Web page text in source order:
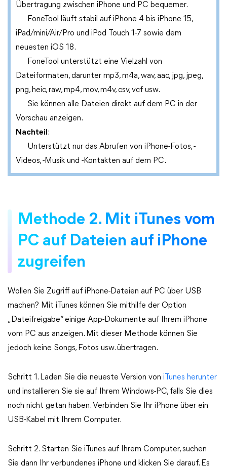
Übertragung zwischen iPhone und PC bequemer.
FoneTool läuft stabil auf iPhone 4 bis iPhone 15,
iPad/mini/Air/Pro und iPod Touch 1-7 sowie dem
neuesten iOS 18.
FoneTool unterstützt eine Vielzahl von
Dateiformaten, darunter mp3, m4a, wav, aac, jpg, jpeg,
png, heic, raw, mp4, mov, m4v, csv, vcf usw.
Sie können alle Dateien direkt auf dem PC in der
Vorschau anzeigen.
Nachteil :
Unterstützt nur das Abrufen von iPhone-Fotos, -
Videos, -Musik und -Kontakten auf dem PC.
Methode 2. Mit iTunes vom
PC auf Dateien auf iPhone
zugreifen
Wollen Sie Zugriff auf iPhone-Dateien auf PC über USB
machen? Mit iTunes können Sie mithilfe der Option
„Dateifreigabe“ einige App-Dokumente auf Ihrem iPhone
vom PC aus anzeigen. Mit dieser Methode können Sie
jedoch keine Songs, Fotos usw. übertragen.
Schritt 1. Laden Sie die neueste Version von iTunes herunter
und installieren Sie sie auf Ihrem Windows-PC, falls Sie dies
noch nicht getan haben. Verbinden Sie Ihr iPhone über ein
USB-Kabel mit Ihrem Computer.
Schritt 2. Starten Sie iTunes auf Ihrem Computer, suchen
Sie dann Ihr verbundenes iPhone und klicken Sie darauf. Es